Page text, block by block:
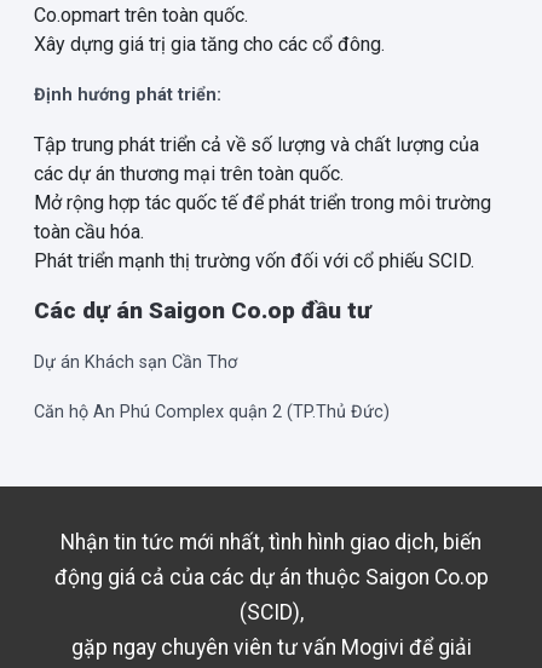
Co.opmart trên toàn quốc.
Xây dựng giá trị gia tăng cho các cổ đông.
Định hướng phát triển:
Tập trung phát triển cả về số lượng và chất lượng của
các dự án thương mại trên toàn quốc.
Mở rộng hợp tác quốc tế để phát triển trong môi trường
toàn cầu hóa.
Phát triển mạnh thị trường vốn đối với cổ phiếu SCID.
Các dự án Saigon Co.op đầu tư
Dự án Khách sạn Cần Thơ
Căn hộ An Phú Complex quận 2 (TP.Thủ Đức)
Nhận tin tức mới nhất, tình hình giao dịch, biến
động giá cả của các dự án thuộc Saigon Co.op
(SCID),
gặp ngay chuyên viên tư vấn Mogivi để giải